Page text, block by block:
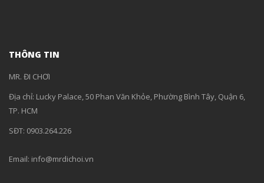
THÔNG TIN
MR. ĐI CHƠI
Địa chỉ: Lucky Palace, 50 Phan Văn Khỏe, Phường Bình Tây, Quận 6,
TP. HCM
SĐT: 0903.264.226
Email: info@mrdichoi.vn